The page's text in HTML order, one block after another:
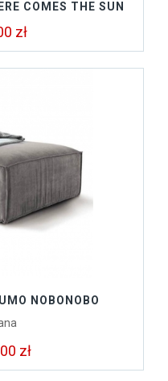
COMES THE SUN
zł
NOBONOBO
zł